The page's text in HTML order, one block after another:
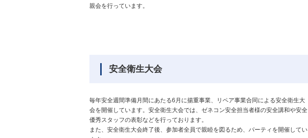
親会を行っています。
安全衛生大会
毎年安全週間準備月間にあたる6月に揚重事業、リペア事業合同による安全衛生大
会を開催しています。安全衛生大会では、ゼネコン安全担当者様の安全講和や安全
優秀スタッフの表彰などを行っております。
また、安全衛生大会終了後、参加者全員で親睦を図るため、パーティを開催してい